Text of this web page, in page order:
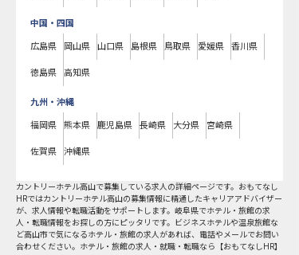
中国・四国
広島県 岡山県 山口県 島根県 鳥取県 愛媛県 香川県
徳島県 高知県
九州・沖縄
福岡県 熊本県 鹿児島県 長崎県 大分県 宮崎県
佐賀県 沖縄県
カントリーホテル高山で募集している求人の詳細ページです。おもてなし
HRではカントリーホテル高山の募集情報に精通したキャリアアドバイザー
が、求人情報や転職活動をサポートします。岐阜県でホテル・旅館の求
人・転職情報をお探しの方にピッタリです。ビジネスホテルや温泉旅館な
ど高山市で気になるホテル・旅館の求人があれば、電話やメールでお問い
合わせください。ホテル・旅館の求人・就職・転職なら【おもてなしHR】